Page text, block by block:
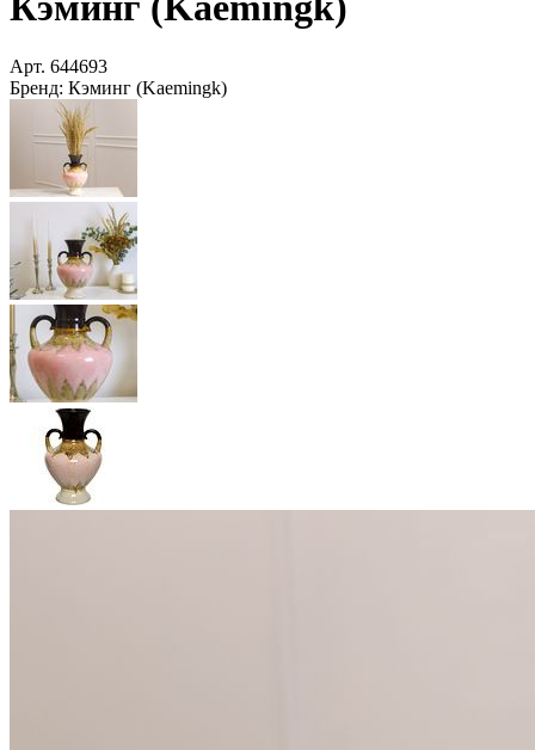
Арт. 644693
Бренд: Кэминг (Kaemingk)